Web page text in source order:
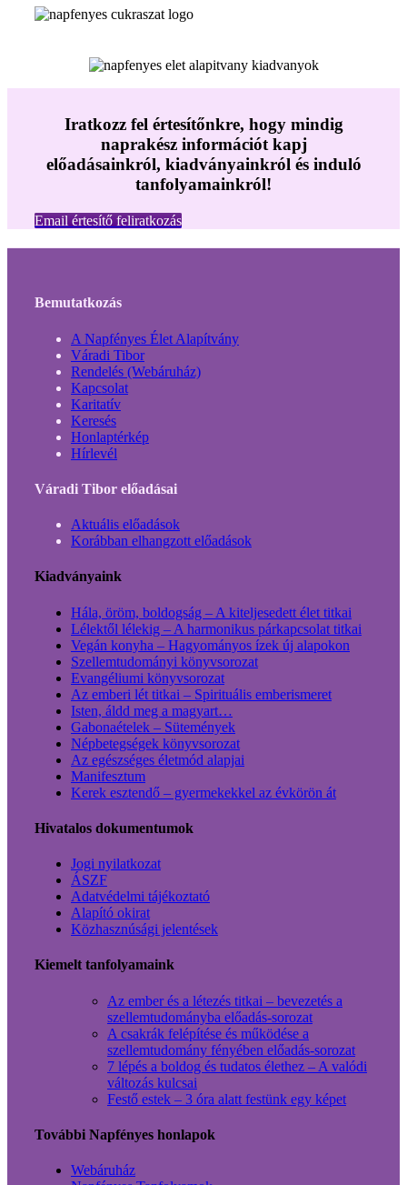
Iratkozz fel értesítőnkre, hogy mindig
naprakész információt kapj
előadásainkról, kiadványainkról és induló
tanfolyamainkról!
Email értesítő feliratkozás
Bemutatkozás
A Napfényes Élet Alapítvány
Váradi Tibor
Rendelés (Webáruház)
Kapcsolat
Karitatív
Keresés
Honlaptérkép
Hírlevél
Váradi Tibor előadásai
Aktuális előadások
Korábban elhangzott előadások
Kiadványaink
Hála, öröm, boldogság – A kiteljesedett élet titkai
Lélektől lélekig – A harmonikus párkapcsolat titkai
Vegán konyha – Hagyományos ízek új alapokon
Szellemtudományi könyvsorozat
Evangéliumi könyvsorozat
Az emberi lét titkai – Spirituális emberismeret
Isten, áldd meg a magyart…
Gabonaételek – Sütemények
Népbetegségek könyvsorozat
Az egészséges életmód alapjai
Manifesztum
Kerek esztendő – gyermekekkel az évkörön át
Hivatalos dokumentumok
Jogi nyilatkozat
ÁSZF
Adatvédelmi tájékoztató
Alapító okirat
Közhasznúsági jelentések
Kiemelt tanfolyamaink
Az ember és a létezés titkai – bevezetés a
szellemtudományba előadás-sorozat
A csakrák felépítése és működése a
szellemtudomány fényében előadás-sorozat
7 lépés a boldog és tudatos élethez – A valódi
változás kulcsai
Festő estek – 3 óra alatt festünk egy képet
További Napfényes honlapok
Webáruház